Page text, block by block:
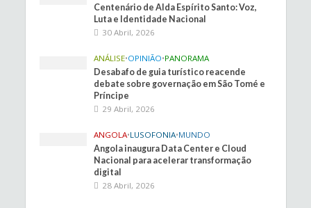
Centenário de Alda Espírito Santo: Voz,
Luta e Identidade Nacional
30 Abril, 2026
ANÁLISE•OPINIÃO•PANORAMA
Desabafo de guia turístico reacende
debate sobre governação em São Tomé e
Príncipe
29 Abril, 2026
ANGOLA•LUSOFONIA•MUNDO
Angola inaugura Data Center e Cloud
Nacional para acelerar transformação
digital
28 Abril, 2026